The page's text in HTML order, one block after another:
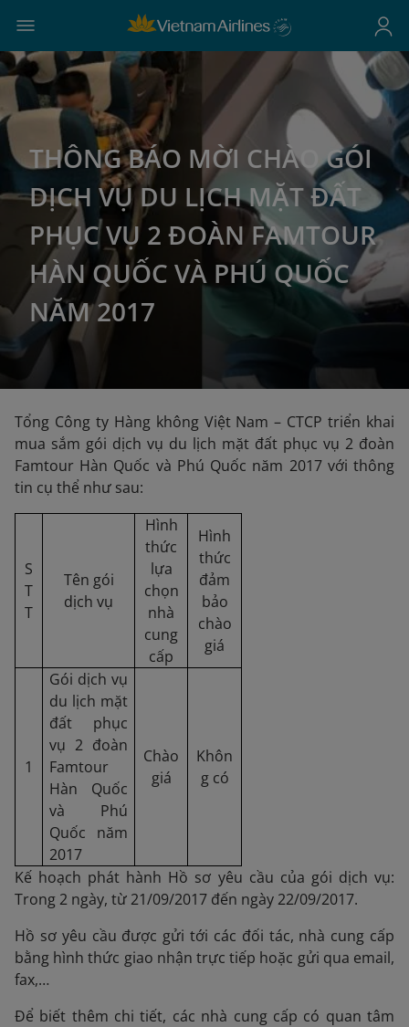
THÔNG BÁO MỜI CHÀO GÓI
DỊCH VỤ DU LỊCH MẶT ĐẤT
PHỤC VỤ 2 ĐOÀN FAMTOUR
HÀN QUỐC VÀ PHÚ QUỐC
NĂM 2017
Tổng Công ty Hàng không Việt Nam – CTCP triển khai
mua sắm gói dịch vụ du lịch mặt đất phục vụ 2 đoàn
Famtour Hàn Quốc và Phú Quốc năm 2017 với thông
tin cụ thể như sau:
S
T
T
Tên gói
dịch vụ
Hình
thức
lựa
chọn
nhà
cung
cấp
Hình
thức
đảm
bảo
chào
giá
1
Gói dịch vụ
du lịch mặt
đất phục
vụ 2 đoàn
Famtour
Hàn Quốc
và Phú
Quốc năm
2017
Chào
giá
Khôn
g có
Kế hoạch phát hành Hồ sơ yêu cầu của gói dịch vụ:
Trong 2 ngày, từ 21/09/2017 đến ngày 22/09/2017.
Hồ sơ yêu cầu được gửi tới các đối tác, nhà cung cấp
bằng hình thức giao nhận trực tiếp hoặc gửi qua email,
fax,…
Để biết thêm chi tiết, các nhà cung cấp có quan tâm